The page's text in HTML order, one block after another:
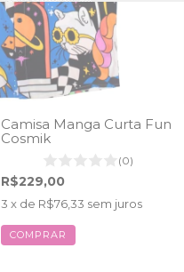
Camisa Manga Curta Fun
Cosmik
(0)
R$229,00
3 x de R$76,33 sem juros
COMPRAR